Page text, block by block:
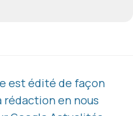
est édité de façon
en nous